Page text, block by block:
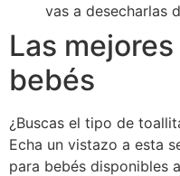
vas a desecharlas
Las
bebés
¿Buscas el tipo de
Echa un vistazo a esta
para bebés disponibles